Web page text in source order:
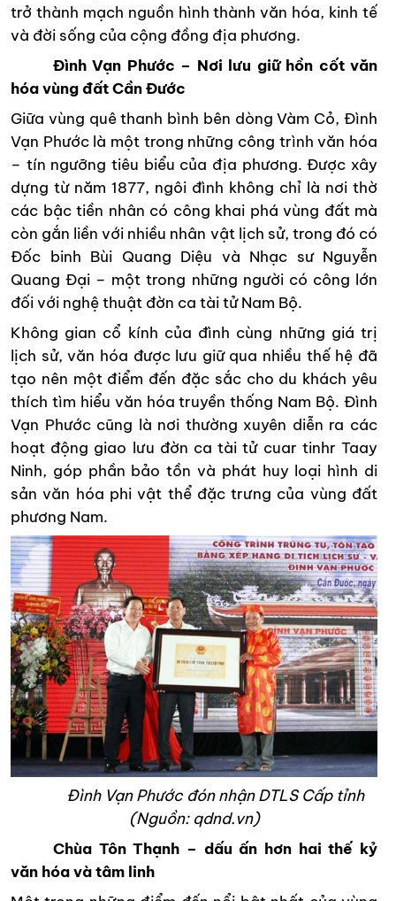
trở thành mạch nguồn hình thành văn hóa, kinh tế
và đời sống của cộng đồng địa phương.
Đình Vạn Phước – Nơi lưu giữ hồn cốt văn
hóa vùng đất Cần Đước
Giữa vùng quê thanh bình bên dòng Vàm Cỏ, Đình
Vạn Phước là một trong những công trình văn hóa
– tín ngưỡng tiêu biểu của địa phương. Được xây
dựng từ năm 1877, ngôi đình không chỉ là nơi thờ
các bậc tiền nhân có công khai phá vùng đất mà
còn gắn liền với nhiều nhân vật lịch sử, trong đó có
Đốc binh Bùi Quang Diệu và Nhạc sư Nguyễn
Quang Đại – một trong những người có công lớn
đối với nghệ thuật đờn ca tài tử Nam Bộ.
Không gian cổ kính của đình cùng những giá trị
lịch sử, văn hóa được lưu giữ qua nhiều thế hệ đã
tạo nên một điểm đến đặc sắc cho du khách yêu
thích tìm hiểu văn hóa truyền thống Nam Bộ. Đình
Vạn Phước cũng là nơi thường xuyên diễn ra các
hoạt động giao lưu đờn ca tài tử cuar tinhr Taay
Ninh, góp phần bảo tồn và phát huy loại hình di
sản văn hóa phi vật thể đặc trưng của vùng đất
phương Nam.
Đình Vạn Phước đón nhận DTLS Cấp tỉnh
(Nguồn: qdnd.vn)
Chùa Tôn Thạnh – dấu ấn hơn hai thế kỷ
văn hóa và tâm linh